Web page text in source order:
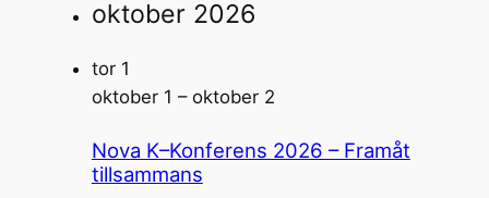
oktober 2026
tor 1
oktober 1 – oktober 2
Nova K–Konferens 2026 – Framåt
tillsammans